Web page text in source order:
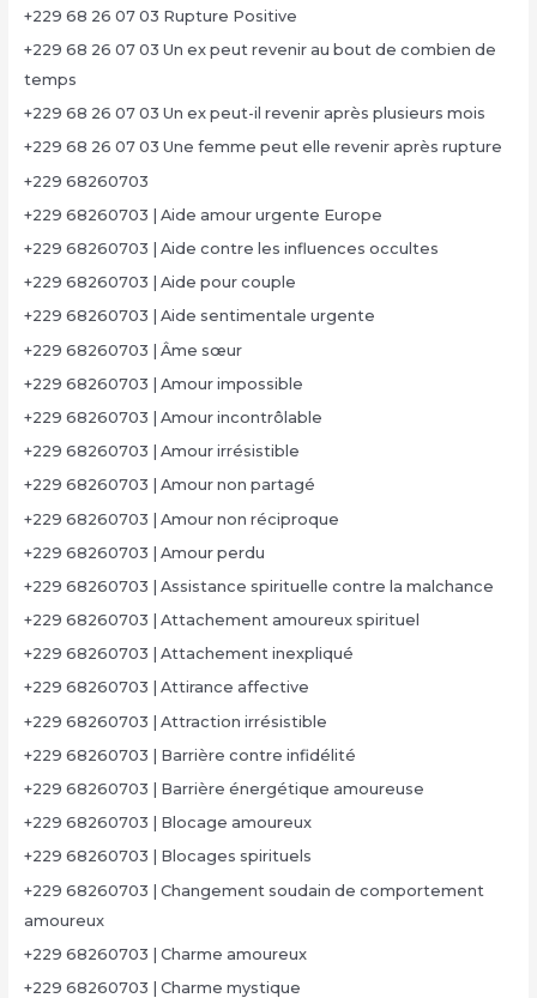
+229 68 26 07 03 Rupture Positive
+229 68 26 07 03 Un ex peut revenir au bout de combien de
temps
+229 68 26 07 03 Un ex peut-il revenir après plusieurs mois
+229 68 26 07 03 Une femme peut elle revenir après rupture
+229 68260703
+229 68260703 | Aide amour urgente Europe
+229 68260703 | Aide contre les influences occultes
+229 68260703 | Aide pour couple
+229 68260703 | Aide sentimentale urgente
+229 68260703 | Âme sœur
+229 68260703 | Amour impossible
+229 68260703 | Amour incontrôlable
+229 68260703 | Amour irrésistible
+229 68260703 | Amour non partagé
+229 68260703 | Amour non réciproque
+229 68260703 | Amour perdu
+229 68260703 | Assistance spirituelle contre la malchance
+229 68260703 | Attachement amoureux spirituel
+229 68260703 | Attachement inexpliqué
+229 68260703 | Attirance affective
+229 68260703 | Attraction irrésistible
+229 68260703 | Barrière contre infidélité
+229 68260703 | Barrière énergétique amoureuse
+229 68260703 | Blocage amoureux
+229 68260703 | Blocages spirituels
+229 68260703 | Changement soudain de comportement
amoureux
+229 68260703 | Charme amoureux
+229 68260703 | Charme mystique